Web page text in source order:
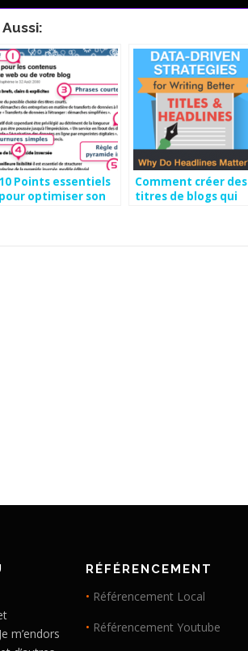
10 Points essentiels
pour optimiser son
Comment créer des
titres de blogs qui
m’endors
RÉFÉRENCEMENT
• Référencement Local
• Référencement Youtube